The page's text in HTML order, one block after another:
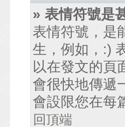
» 表情符號是
表情符號，是
生，例如，:)
以在發文的頁
會很快地傳遞
會設限您在每
回頂端